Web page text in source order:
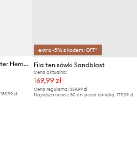
Novesta tenisówki Star Master Hemp
189,99 zł
extra -5% z kodem: OFF*
Fila tenisówki Sandblast
Cena aktualna:
169,99 zł
Cena regularna: 359,99 zł
Najniższa cena z 30 dni przed obniżką: 179,99 zł